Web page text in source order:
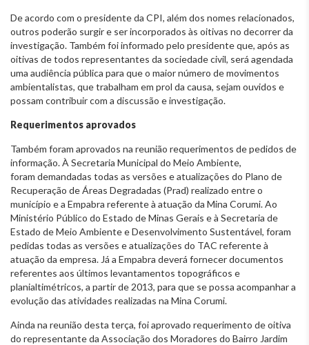
De acordo com o presidente da CPI, além dos nomes relacionados,
outros poderão surgir e ser incorporados às oitivas no decorrer da
investigação. Também foi informado pelo presidente que, após as
oitivas de todos representantes da sociedade civil, será agendada
uma audiência pública para que o maior número de movimentos
ambientalistas, que trabalham em prol da causa, sejam ouvidos e
possam contribuir com a discussão e investigação.
Requerimentos aprovados
Também foram aprovados na reunião requerimentos de pedidos de
informação. À Secretaria Municipal do Meio Ambiente,
foram demandadas todas as versões e atualizações do Plano de
Recuperação de Áreas Degradadas (Prad) realizado entre o
município e a Empabra referente à atuação da Mina Corumi. Ao
Ministério Público do Estado de Minas Gerais e à Secretaria de
Estado de Meio Ambiente e Desenvolvimento Sustentável, foram
pedidas todas as versões e atualizações do TAC referente à
atuação da empresa. Já a Empabra deverá fornecer documentos
referentes aos últimos levantamentos topográficos e
planialtimétricos, a partir de 2013, para que se possa acompanhar a
evolução das atividades realizadas na Mina Corumi.
Ainda na reunião desta terça, foi aprovado requerimento de oitiva
do representante da Associação dos Moradores do Bairro Jardim